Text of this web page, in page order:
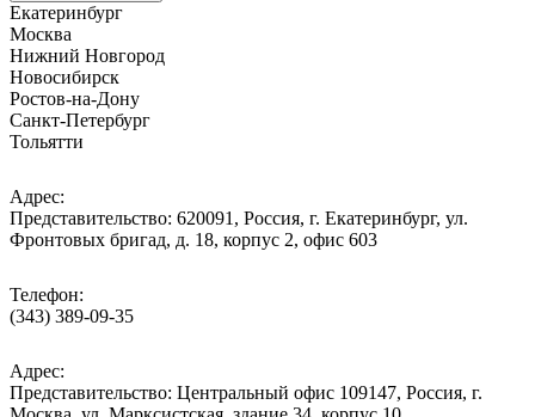
Екатеринбург
Москва
Нижний Новгород
Новосибирск
Ростов-на-Дону
Санкт-Петербург
Тольятти
Адрес:
Представительство: 620091, Россия, г. Екатеринбург, ул.
Фронтовых бригад, д. 18, корпус 2, офис 603
Телефон:
(343) 389-09-35
Адрес:
Представительство: Центральный офис 109147, Россия, г.